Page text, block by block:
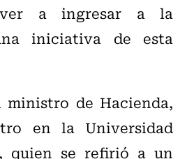
a ingresar a la
iniciativa de esta
de Hacienda,
en la Universidad
quien se refirió a un